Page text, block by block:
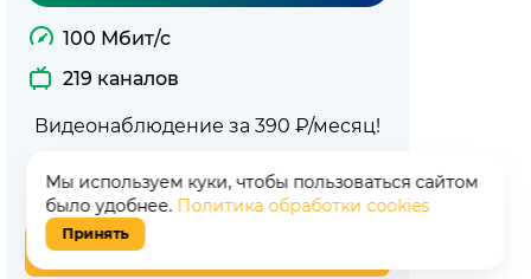
100 Мбит/с
219 каналов
Видеонаблюдение за 390 ₽/месяц!
700₽/мес
Подключить
Мы используем куки, чтобы пользоваться сайтом
было удобнее. Политика обработки cookies
Принять